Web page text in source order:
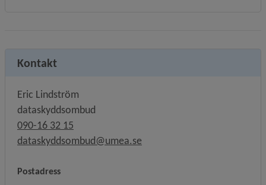
Kontakt
Eric Lindström
dataskyddsombud
090-16 32 15
dataskyddsombud@umea.se
Postadress